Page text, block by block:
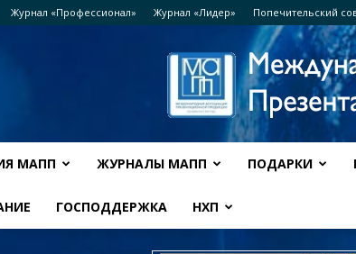
Журнал «Профессионал» Журнал «Лидер» Попечительский
МАПП ЖУРНАЛЫ МАПП ПОДАРКИ
ГОСПОДДЕРЖКА НХП